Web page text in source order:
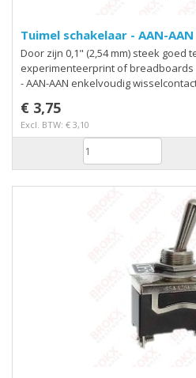
Tuimel schakelaar - AAN-
Door zijn 0,1" (2,54 mm) steek goed
experimenteerprint of
- AAN-AAN enkelvoudig
€ 3,75
Excl. BTW: € 3,10